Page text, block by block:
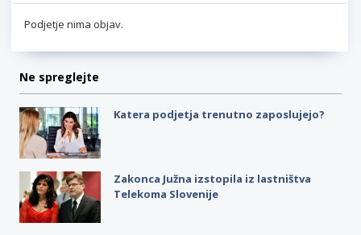
Podjetje nima objav.
Ne spreglejte
Katera podjetja trenutno zaposlujejo?
Zakonca Južna izstopila iz lastništva
Telekoma Slovenije